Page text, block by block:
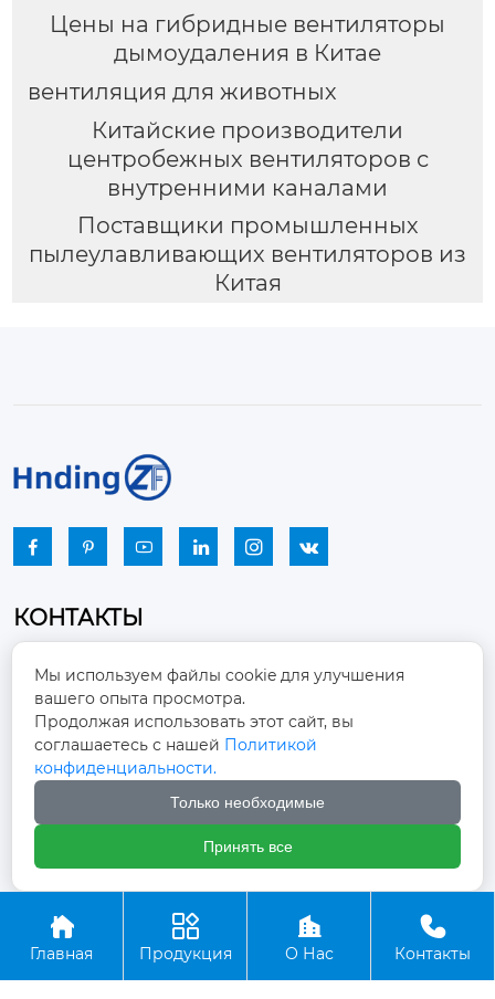
Цены на гибридные вентиляторы
дымоудаления в Китае
вентиляция для животных
Китайские производители
центробежных вентиляторов с
внутренними каналами
Поставщики промышленных
пылеулавливающих вентиляторов из
Китая
     
КОНТАКТЫ

Промышленный парк, город Наньцзяо,
район Чжоуцунь, город Цзыбо, провинция
Шаньдун
winston-xu@hengdingfan.com
+86-13806434669
 +86 13806434669
Copyright ©ООО Зибо Хенгдин Вентилятор

Главная

Продукция

О Нас

Контакты
Мы используем файлы cookie для улучшения
вашего опыта просмотра.
Продолжая использовать этот сайт, вы
соглашаетесь с нашей Политикой
конфиденциальности.
Только необходимые
Принять все